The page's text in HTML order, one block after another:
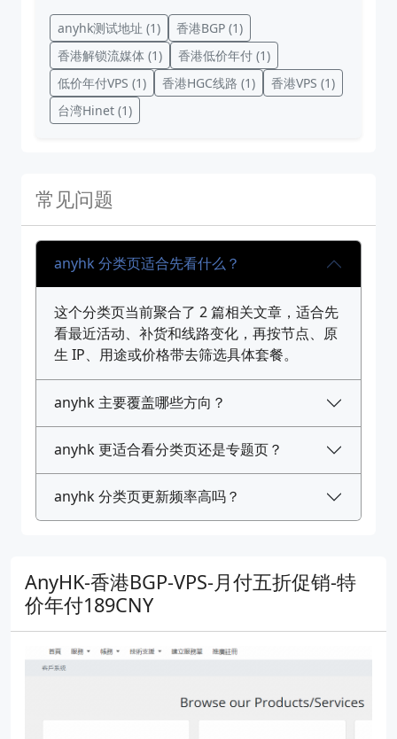
anyhk测试地址 (1) 香港BGP (1)
香港解锁流媒体 (1) 香港低价年付 (1)
低价年付VPS (1) 香港HGC线路 (1) 香港VPS (1)
台湾Hinet (1)
常见问题
anyhk 分类页适合先看什么？
这个分类页当前聚合了 2 篇相关文章，适合先
看最近活动、补货和线路变化，再按节点、原
生 IP、用途或价格带去筛选具体套餐。
anyhk 主要覆盖哪些方向？
anyhk 更适合看分类页还是专题页？
anyhk 分类页更新频率高吗？
AnyHK-香港BGP-VPS-月付五折促销-特
价年付189CNY